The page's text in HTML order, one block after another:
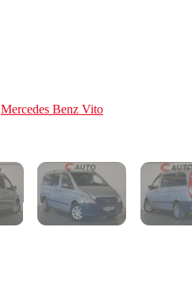
Mercedes Benz Vito